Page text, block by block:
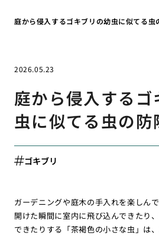
庭から侵入するゴキブリの幼虫に似てる虫
2026.05.23
庭から侵入するゴ
虫に似てる虫の防
ゴキブリ
ガーデニングや庭木の手入れを楽しん
開けた瞬間に室内に飛び込んできたり
できたりする「茶褐色の小さな虫」は